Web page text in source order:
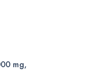
mg,